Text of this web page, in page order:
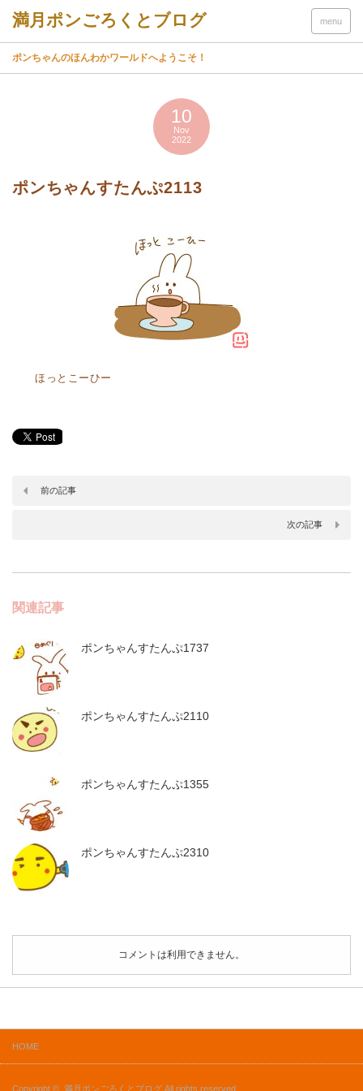
menu
ポンちゃんのほんわかワールドへようこそ！
10
Nov
2022
ポンちゃんすたんぷ2113
ほっとこーひー
前の記事
次の記事
関連記事
ポンちゃんすたんぷ1737
ポンちゃんすたんぷ2110
ポンちゃんすたんぷ1355
ポンちゃんすたんぷ2310
コメントは利用できません。
HOME
Copyright © 満月ポンごろくとブログ All rights reserved.